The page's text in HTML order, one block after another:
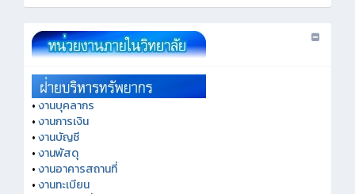
•งานบุคลากร
•งานการเงิน
•งานบัญชี
•งานพัสดุ
•งานอาคารสถานที่
•งานทะเบียน